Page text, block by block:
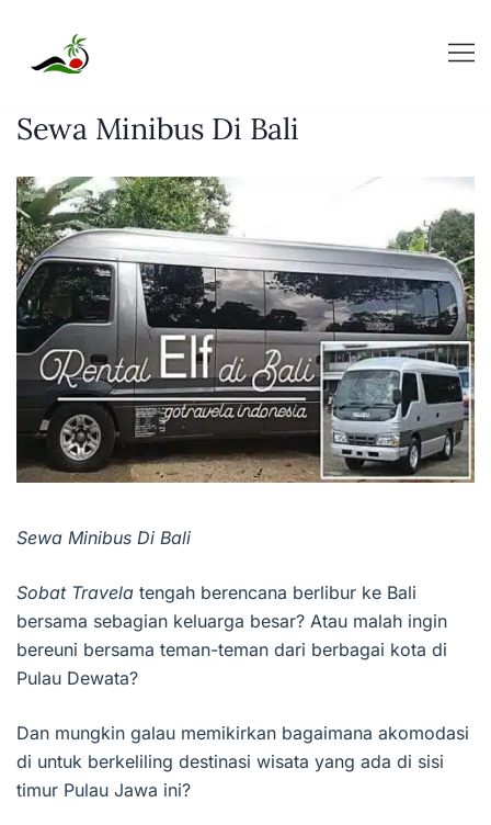
content
Sewa Minibus Di Bali
Sewa Minibus Di Bali
Sobat Travela tengah berencana berlibur ke Bali
bersama sebagian keluarga besar? Atau malah ingin
bereuni bersama teman-teman dari berbagai kota di
Pulau Dewata?
Dan mungkin galau memikirkan bagaimana akomodasi
di untuk berkeliling destinasi wisata yang ada di sisi
timur Pulau Jawa ini?